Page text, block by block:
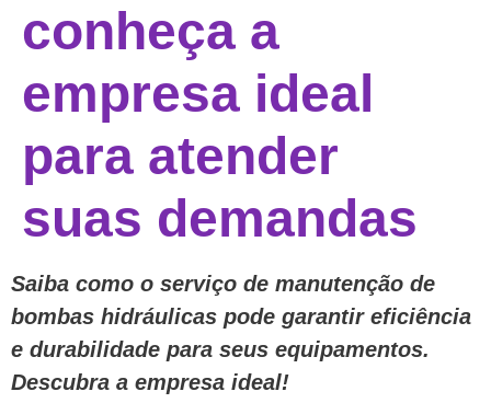
conheça a
empresa ideal
para atender
suas demandas
Saiba como o serviço de manutenção de
bombas hidráulicas pode garantir eficiência
e durabilidade para seus equipamentos.
Descubra a empresa ideal!